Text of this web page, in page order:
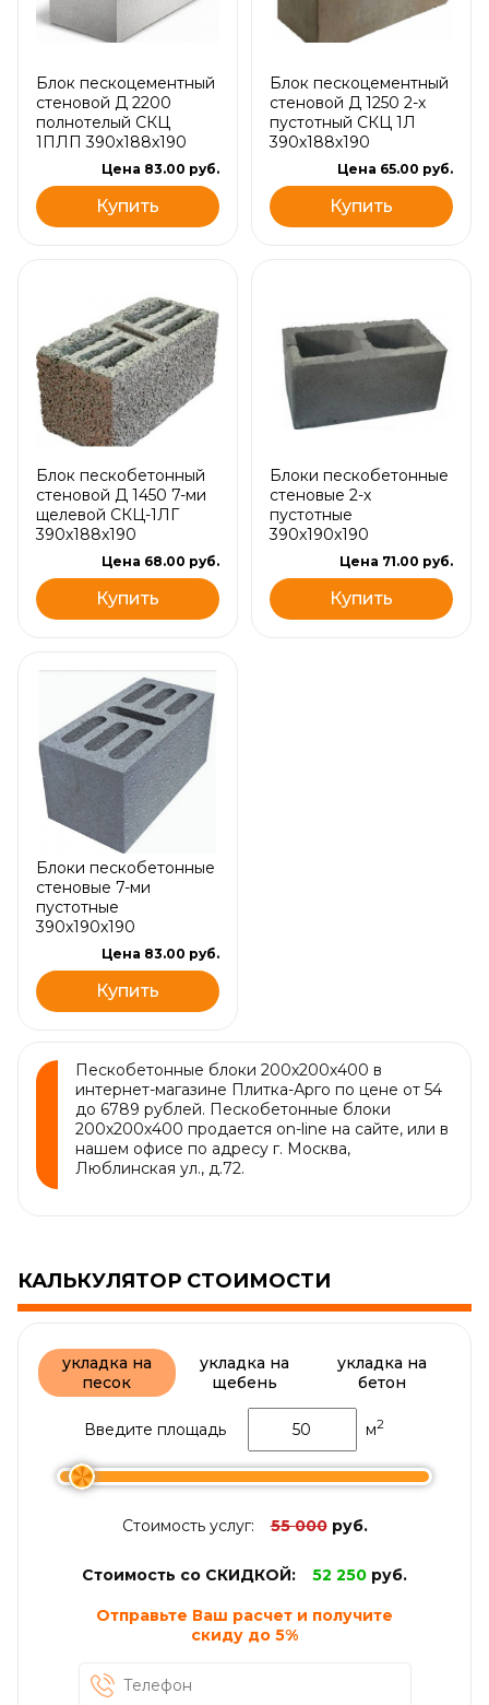
Блок пескоцементный
стеновой Д 2200
полнотелый СКЦ
1ПЛП 390х188х190
Цена 83.00 руб.
Купить
Блок пескоцементный
стеновой Д 1250 2-х
пустотный СКЦ 1Л
390х188х190
Цена 65.00 руб.
Купить
Блок пескобетонный
стеновой Д 1450 7-ми
щелевой СКЦ-1ЛГ
390x188x190
Цена 68.00 руб.
Купить
Блоки пескобетонные
стеновые 2-х
пустотные
390x190x190
Цена 71.00 руб.
Купить
Блоки пескобетонные
стеновые 7-ми
пустотные
390x190x190
Цена 83.00 руб.
Купить
Пескобетонные блоки 200х200х400 в
интернет-магазине Плитка-Арго по цене от 54
до 6789 рублей. Пескобетонные блоки
200х200х400 продается on-line на сайте, или в
нашем офисе по адресу г. Москва,
Люблинская ул., д.72.
КАЛЬКУЛЯТОР СТОИМОСТИ
укладка на
песок
укладка на
щебень
укладка на
бетон
Введите площадь м2
Стоимость услуг: 55 000руб.
Стоимость со СКИДКОЙ: 52 250 руб.
Отправьте Ваш расчет и получите
скиду до 5%